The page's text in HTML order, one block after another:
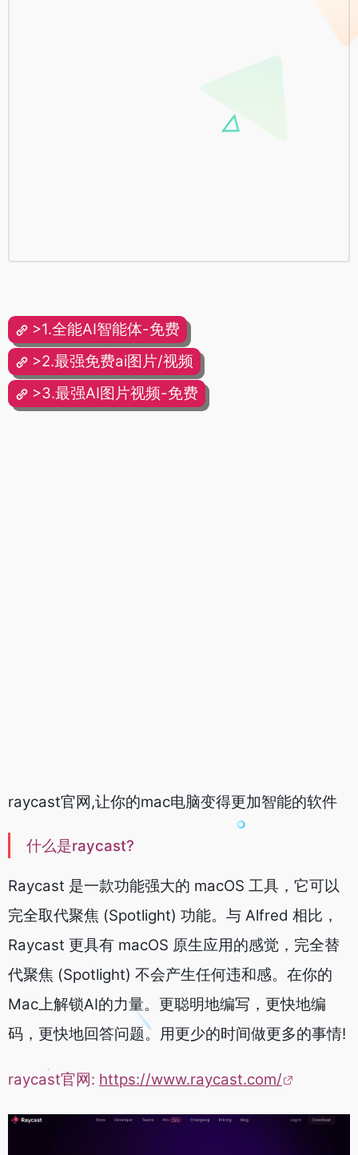
>1.全能AI智能体-免费
>2.最强免费ai图片/视频
>3.最强AI图片视频-免费
raycast官网,让你的mac电脑变得更加智能的软件
什么是raycast?
Raycast 是一款功能强大的 macOS 工具，它可以
完全取代聚焦 (Spotlight) 功能。与 Alfred 相比，
Raycast 更具有 macOS 原生应用的感觉，完全替
代聚焦 (Spotlight) 不会产生任何违和感。 在你的
Mac上解锁AI的力量。更聪明地编写，更快地编
码，更快地回答问题。用更少的时间做更多的事情!
raycast官网: https://www.raycast.com/